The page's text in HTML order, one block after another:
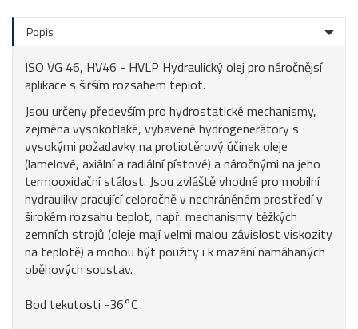
Popis
ISO VG 46, HV46 - HVLP Hydraulický olej pro náročnějsí
aplikace s širším rozsahem teplot.
Jsou určeny především pro hydrostatické mechanismy,
zejména vysokotlaké, vybavené hydrogenerátory s
vysokými požadavky na protiotěrový účinek oleje
(lamelové, axiální a radiální pístové) a náročnými na jeho
termooxidační stálost. Jsou zvláště vhodné pro mobilní
hydrauliky pracující celoročně v nechráněném prostředí v
širokém rozsahu teplot, např. mechanismy těžkých
zemních strojů (oleje mají velmi malou závislost viskozity
na teplotě) a mohou být použity i k mazání namáhaných
oběhových soustav.
Bod tekutosti -36°C